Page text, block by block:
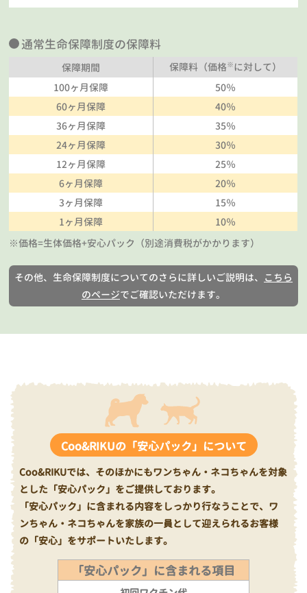
通常生命保障制度の保障料
保障期間 保障料（価格※に対して）
100ヶ月保障
50％
60ヶ月保障
40％
36ヶ月保障
35％
24ヶ月保障
30％
12ヶ月保障
25％
6ヶ月保障
20％
3ヶ月保障
15％
1ヶ月保障
10％
※価格=生体価格+安心パック（別途消費税がかかります）
その他、生命保障制度についてのさらに詳しいご説明は、 こちら
のページでご確認いただけます。
Coo&RIKUの「安心パック」について
Coo&RIKUでは、そのほかにもワンちゃん・ネコちゃんを対象
とした「安心パック」をご提供しております。
「安心パック」に含まれる内容をしっかり行なうことで、ワ
ンちゃん・ネコちゃんを家族の一員として迎えられるお客様
の「安心」をサポートいたします。
「安心パック」に含まれる項目